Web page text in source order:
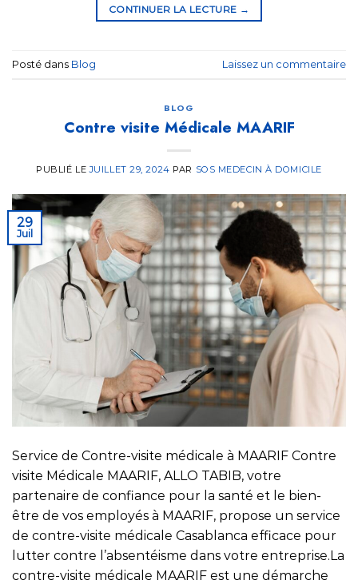
CONTINUER LA LECTURE →
Posté dans Blog Laissez un commentaire
BLOG
Contre visite Médicale MAARIF
PUBLIÉ LEJUILLET 29, 2024 PAR SOS MEDECIN À DOMICILE
29
Juil
Service de Contre-visite médicale à MAARIF Contre
visite Médicale MAARIF, ALLO TABIB, votre
partenaire de confiance pour la santé et le bien-
être de vos employés à MAARIF, propose un service
de contre-visite médicale Casablanca efficace pour
lutter contre l’absentéisme dans votre entreprise.La
contre-visite médicale MAARIF est une démarche